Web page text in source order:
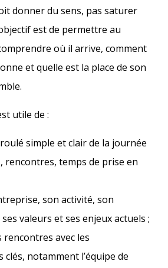
donner du sens, pas saturer
est de permettre au
où il arrive, comment
et quelle est la place de son
utile de :
simple et clair de la journée
rencontres, temps de prise en
son activité, son
valeurs et ses enjeux actuels ;
avec les
notamment l’équipe de